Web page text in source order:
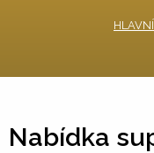
Nabídka